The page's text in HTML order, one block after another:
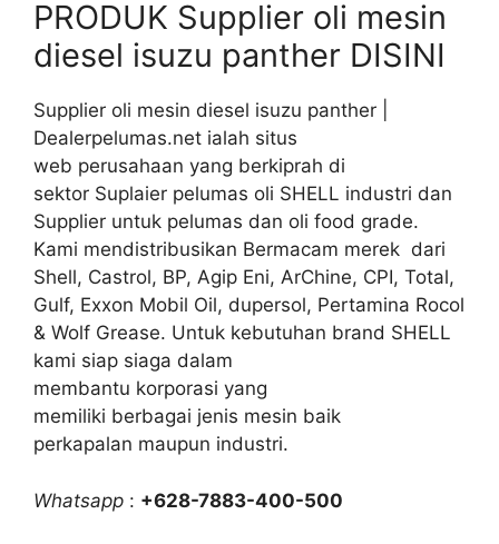
PRODUK Supplier oli mesin
diesel isuzu panther DISINI
Supplier oli mesin diesel isuzu panther |
Dealerpelumas.net ialah situs
web perusahaan yang berkiprah di
sektor Suplaier pelumas oli SHELL industri dan
Supplier untuk pelumas dan oli food grade.
Kami mendistribusikan Bermacam merek dari
Shell, Castrol, BP, Agip Eni, ArChine, CPI, Total,
Gulf, Exxon Mobil Oil, dupersol, Pertamina Rocol
& Wolf Grease. Untuk kebutuhan brand SHELL
kami siap siaga dalam
membantu korporasi yang
memiliki berbagai jenis mesin baik
perkapalan maupun industri.
Whatsapp : +628-7883-400-500